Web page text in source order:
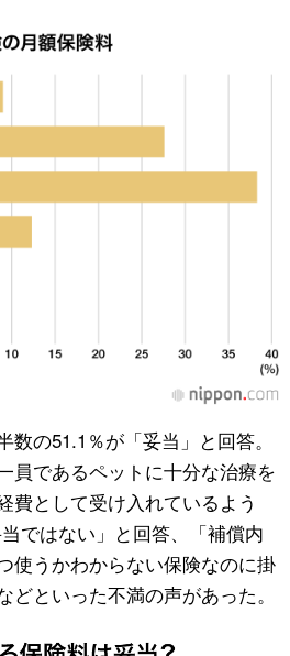
の51.1％が「妥当」と回答。
員であるペットに十分な治療を
費として受け入れているよう
ではない」と回答、「補償内
使うかわからない保険なのに掛
といった不満の声があった。